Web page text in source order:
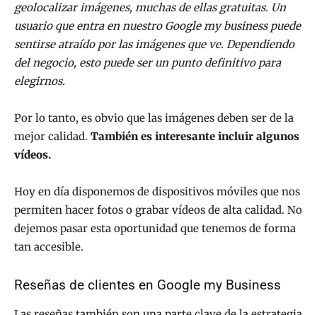
geolocalizar imágenes, muchas de ellas gratuitas. Un
usuario que entra en nuestro Google my business puede
sentirse atraído por las imágenes que ve. Dependiendo
del negocio, esto puede ser un punto definitivo para
elegirnos.
Por lo tanto, es obvio que las imágenes deben ser de la
mejor calidad. También es interesante incluir algunos
vídeos.
Hoy en día disponemos de dispositivos móviles que nos
permiten hacer fotos o grabar vídeos de alta calidad. No
dejemos pasar esta oportunidad que tenemos de forma
tan accesible.
Reseñas de clientes en Google my Business